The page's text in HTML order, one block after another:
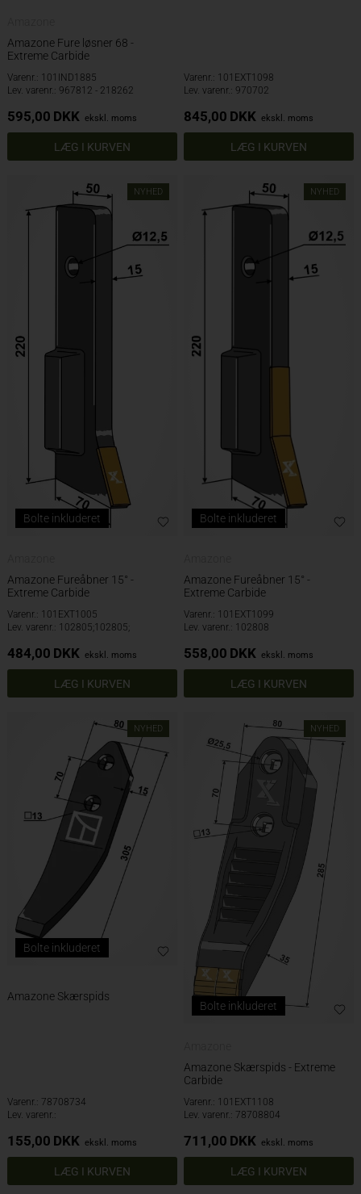
Amazone Fure løsner 68 -
Extreme Carbide
Varenr.: 101IND1885
Lev. varenr.: 967812 - 218262
595,00 DKK ekskl. moms
Varenr.: 101EXT1098
Lev. varenr.: 970702
845,00 DKK ekskl. moms
NYHED
Bolte inkluderet
Amazone Fureåbner 15° -
Extreme Carbide
Varenr.: 101EXT1005
Lev. varenr.: 102805;102805;
484,00 DKK ekskl. moms
NYHED
Bolte inkluderet
Amazone Fureåbner 15° -
Extreme Carbide
Varenr.: 101EXT1099
Lev. varenr.: 102808
558,00 DKK ekskl. moms
NYHED
Bolte inkluderet
Amazone Skærspids
Varenr.: 78708734
Lev. varenr.:
155,00 DKK ekskl. moms
NYHED
Bolte inkluderet
Amazone Skærspids - Extreme
Carbide
Varenr.: 101EXT1108
Lev. varenr.: 78708804
711,00 DKK ekskl. moms